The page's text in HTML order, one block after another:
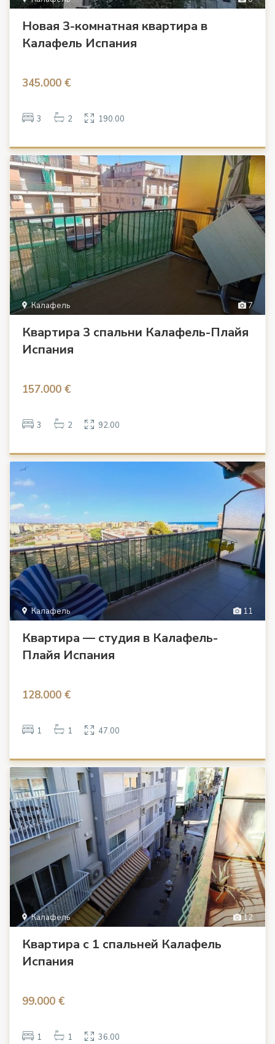
Новая 3-комнатная квартира в
Калафель Испания
345.000 €
3 2 190.00
7
Калафель
Квартира 3 спальни Калафель-Плайя
Испания
157.000 €
3 2 92.00
11
Калафель
Квартира — студия в Калафель-
Плайя Испания
128.000 €
1 1 47.00
12
Калафель
Квартира с 1 спальней Калафель
Испания
99.000 €
1 1 36.00